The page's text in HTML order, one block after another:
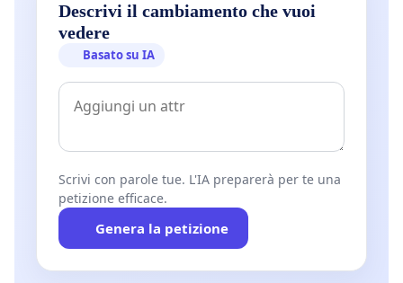
Descrivi il cambiamento che vuoi
vedere
Basato su IA
Scrivi con parole tue. L'IA preparerà per te una
petizione efficace.
Genera la petizione